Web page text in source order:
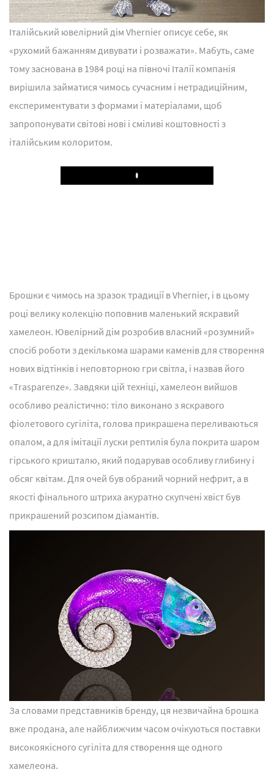
Італійський ювелірний дім Vhernier описує себе, як
«рухомий бажанням дивувати і розважати». Мабуть, саме
тому заснована в 1984 році на півночі Італії компанія
вирішила займатися чимось сучасним і нетрадиційним,
експериментувати з формами і матеріалами, щоб
запропонувати світові нові і сміливі коштовності з
італійським колоритом.
Play
Брошки є чимось на зразок традиції в Vhernier, і в цьому
році велику колекцію поповнив маленький яскравий
хамелеон. Ювелірний дім розробив власний «розумний»
спосіб роботи з декількома шарами каменів для створення
нових відтінків і неповторною гри світла, і назвав його
«Trasparenze». Завдяки цій техніці, хамелеон вийшов
особливо реалістично: тіло виконано з яскравого
фіолетового сугіліта, голова прикрашена переливаються
опалом, а для імітації луски рептилія була покрита шаром
гірського кришталю, який подарував особливу глибину і
обсяг квітам. Для очей був обраний чорний нефрит, а в
якості фінального штриха акуратно скупчені хвіст був
прикрашений розсипом діамантів.
За словами представників бренду, ця незвичайна брошка
вже продана, але найближчим часом очікуються поставки
високоякісного сугіліта для створення ще одного
хамелеона.